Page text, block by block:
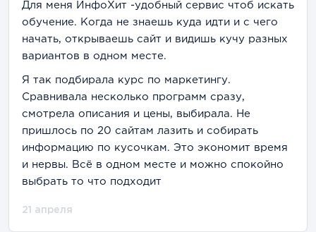
Для меня ИнфоХит -удобный сервис чтоб искать
обучение. Когда не знаешь куда идти и с чего
начать, открываешь сайт и видишь кучу разных
вариантов в одном месте.
Я так подбирала курс по маркетингу.
Сравнивала несколько программ сразу,
смотрела описания и цены, выбирала. Не
пришлось по 20 сайтам лазить и собирать
информацию по кусочкам. Это экономит время
и нервы. Всё в одном месте и можно спокойно
выбрать то что подходит
21 апреля